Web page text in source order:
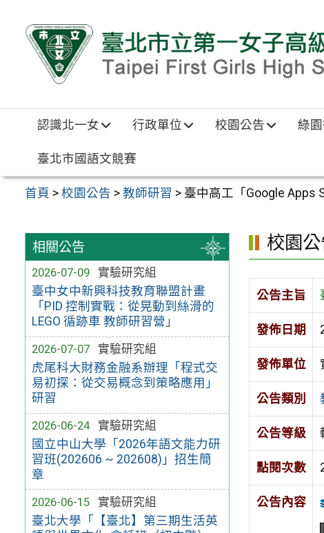
認識北一女 行政單位 校園公告 綠
臺北市國語文競賽
首頁 >校園公告 >教師研習 > 臺中高工「Google Apps
相關公告
2026-07-09
實驗研究組
臺中女中新興科技教育聯盟計畫
「PID 控制實戰：從晃動到絲滑的
LEGO 循跡車 教師研習營」
2026-07-07
實驗研究組
虎尾科大財務金融系辦理「程式交
易初探：從交易概念到策略應用」
研習
2026-06-24
實驗研究組
國立中山大學「2026年語文能力研
習班(202606 ~ 202608)」招生簡
章
2026-06-15
實驗研究組
臺北大學「【臺北】第三期生活英
校園
公告主旨
發佈日期
發佈單位
公告類別
公告等級
點閱次數
公告內容